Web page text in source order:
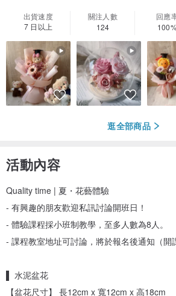
出貨速度
7 日以上
關注人數
124
回應
逛全部商品
活動內容
Quality time | 夏・花藝體驗
- 有興趣的朋友歡迎私訊討論開班日！
- 體驗課程採小班制教學，至多人數為8人。
- 課程教室地址可討論，將於報名後通知（開
▌ 水泥盆花
【盆花尺寸】 長12cm x 寬12cm x 高18cm